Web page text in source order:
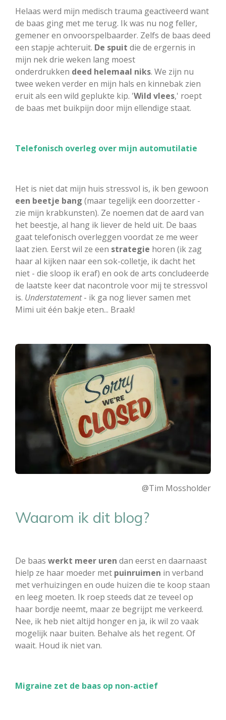
Helaas werd mijn medisch trauma geactiveerd want
de baas ging met me terug. Ik was nu nog feller,
gemener en onvoorspelbaarder. Zelfs de baas deed
een stapje achteruit. De spuit die de ergernis in
mijn nek drie weken lang moest
onderdrukken deed helemaal niks. We zijn nu
twee weken verder en mijn hals en kinnebak zien
eruit als een wild geplukte kip. 'Wild vlees,' roept
de baas met buikpijn door mijn ellendige staat.
Telefonisch overleg over mijn automutilatie
Het is niet dat mijn huis stressvol is, ik ben gewoon
een beetje bang (maar tegelijk een doorzetter -
zie mijn krabkunsten). Ze noemen dat de aard van
het beestje, al hang ik liever de held uit. De baas
gaat telefonisch overleggen voordat ze me weer
laat zien. Eerst wil ze een strategie horen (ik zag
haar al kijken naar een sok-colletje, ik dacht het
niet - die sloop ik eraf) en ook de arts concludeerde
de laatste keer dat nacontrole voor mij te stressvol
is. Understatement- ik ga nog liever samen met
Mimi uit één bakje eten... Braak!
@Tim Mossholder
Waarom ik dit blog?
De baas werkt meer uren dan eerst en daarnaast
hielp ze haar moeder met puinruimen in verband
met verhuizingen en oude huizen die te koop staan
en leeg moeten. Ik roep steeds dat ze teveel op
haar bordje neemt, maar ze begrijpt me verkeerd.
Nee, ik heb niet altijd honger en ja, ik wil zo vaak
mogelijk naar buiten. Behalve als het regent. Of
waait. Houd ik niet van.
Migraine zet de baas op non-actief